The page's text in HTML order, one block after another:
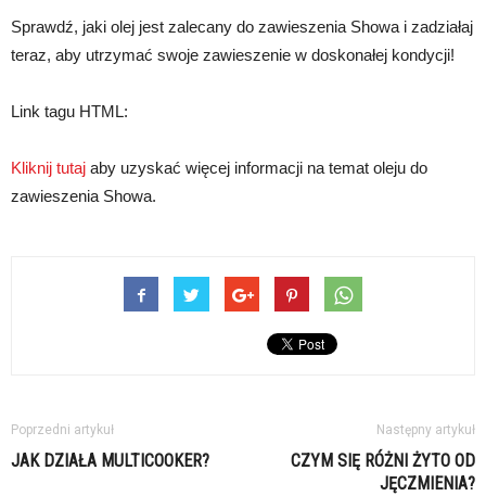
Sprawdź, jaki olej jest zalecany do zawieszenia Showa i zadziałaj
teraz, aby utrzymać swoje zawieszenie w doskonałej kondycji!
Link tagu HTML:
Kliknij tutaj aby uzyskać więcej informacji na temat oleju do
zawieszenia Showa.
Poprzedni artykuł
JAK DZIAŁA MULTICOOKER?
Następny artykuł
CZYM SIĘ RÓŻNI ŻYTO OD
JĘCZMIENIA?